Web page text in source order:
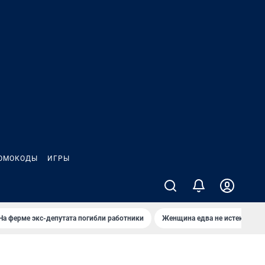
ИГРЫ
ферме экс-депутата погибли работники Женщина едва не истекла